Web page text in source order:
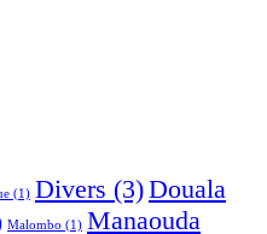
(1) Divers (3)Douala
Malombo (1) Manaouda